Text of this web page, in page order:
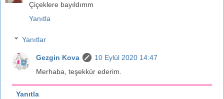
Çiçeklere bayıldımm
Yanıtla
Yanıtlar
Gezgin Kova
10 Eylül 2020 14:47
Merhaba, teşekkür ederim.
Yanıtla